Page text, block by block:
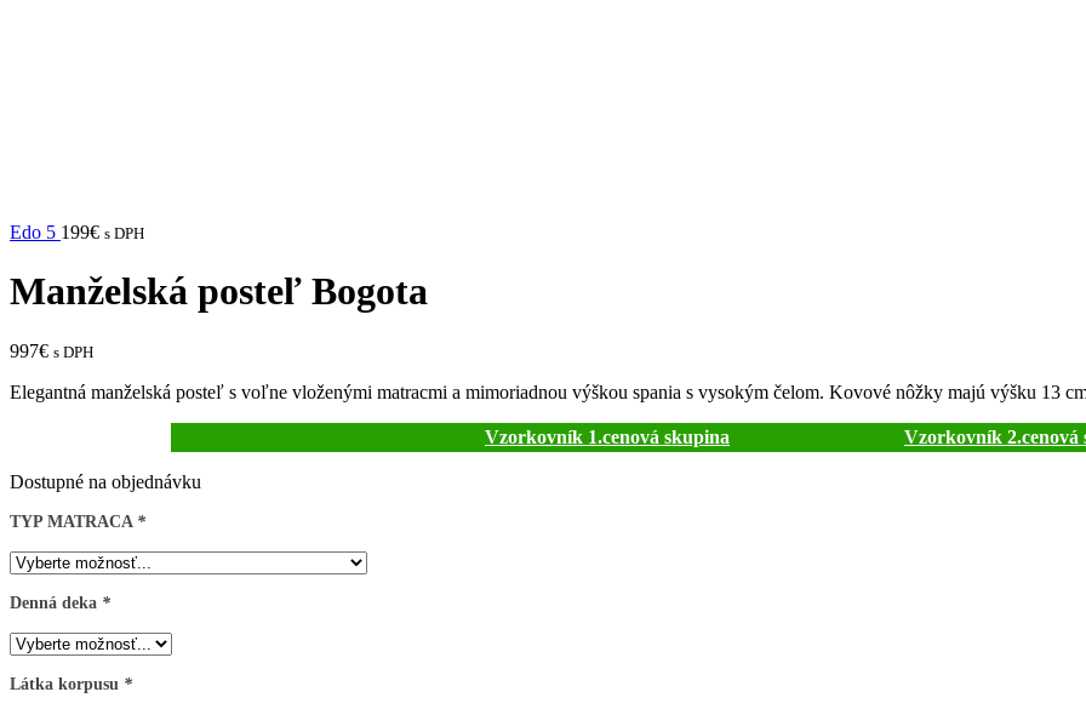
Edo 5 199€ s DPH
Manželská posteľ Bogota
997€ s DPH
Elegantná manželská posteľ s voľne vloženými matracmi a mimoriadnou výškou spania s vysokým čelom. Kovové nôžky majú výšku 13
Vzorkovník 1.cenová skupina Vzorkovník 2.cenová
Dostupné na objednávku
TYP MATRACA *
Denná deka *
Látka korpusu *